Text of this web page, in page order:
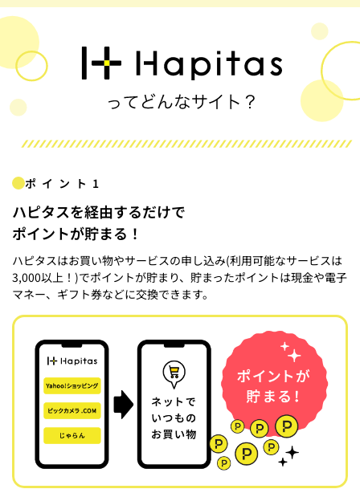
ポイント1
ハピタスを経由するだけで
ポイントが貯まる！
ハピタスはお買い物やサービスの申し込み(利用可能なサービスは
3,000以上！)でポイントが貯まり、貯まったポイントは現金や電子
マネー、ギフト券などに交換できます。